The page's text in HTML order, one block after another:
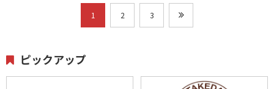
1 2 3
ピックアップ